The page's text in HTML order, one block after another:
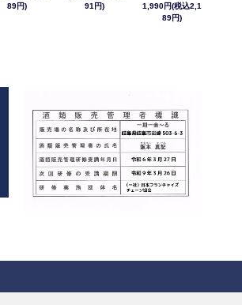
89円)
91円)
1,990円(税込2,1
89円)